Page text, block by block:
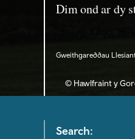
Dim ond ar dy
Gweithgareddau
© Hawlfraint y
Search: